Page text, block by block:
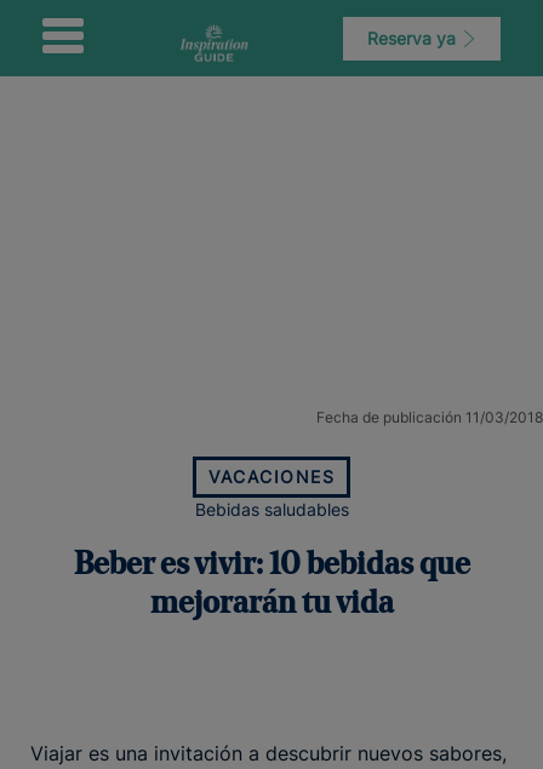
Reserva ya
Fecha de publicación 11/03/2018
VACACIONES
Bebidas saludables
Beber es vivir: 10 bebidas que
mejorarán tu vida
Viajar es una invitación a descubrir nuevos sabores,